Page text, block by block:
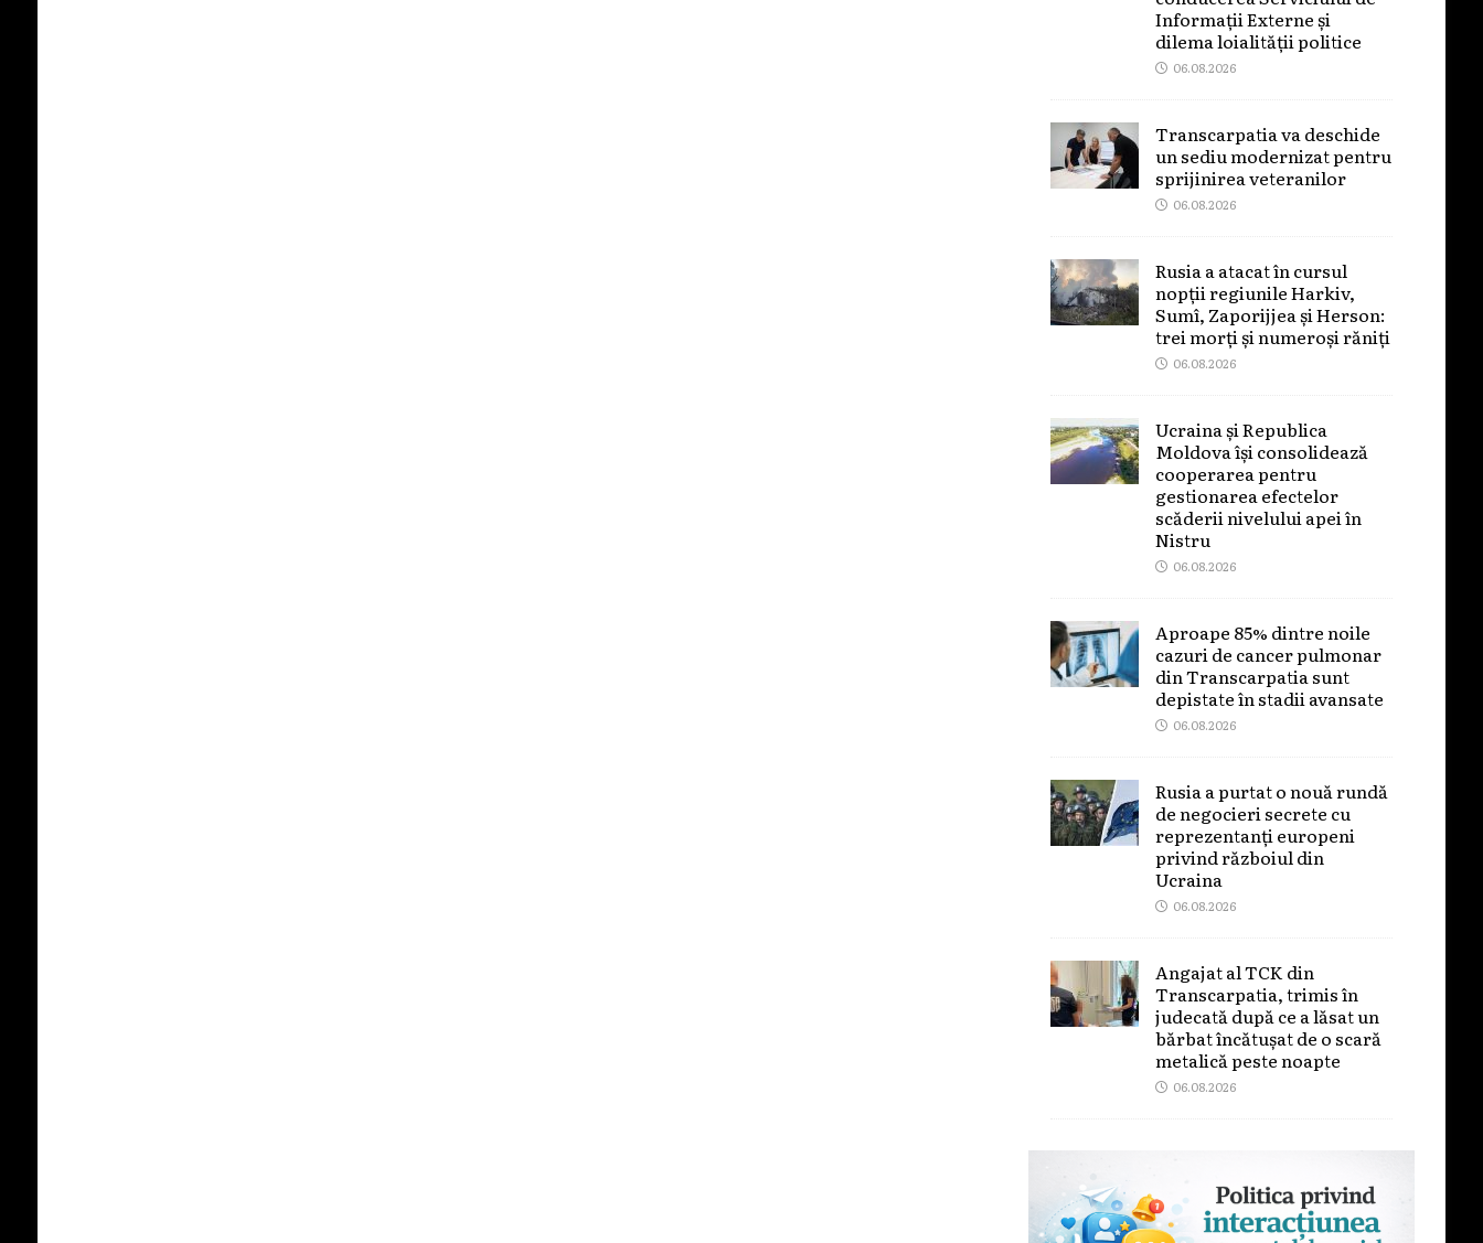
Informații Externe și
dilema loialității politice
06.08.2026
Transcarpatia va deschide
un sediu modernizat pentru
sprijinirea veteranilor
06.08.2026
Rusia a atacat în cursul
nopții regiunile Harkiv,
Sumî, Zaporijjea și Herson:
trei morți și numeroși răniți
06.08.2026
Ucraina și Republica
Moldova își consolidează
cooperarea pentru
gestionarea efectelor
scăderii nivelului apei în
Nistru
06.08.2026
Aproape 85% dintre noile
cazuri de cancer pulmonar
din Transcarpatia sunt
depistate în stadii avansate
06.08.2026
Rusia a purtat o nouă rundă
de negocieri secrete cu
reprezentanți europeni
privind războiul din
Ucraina
06.08.2026
Angajat al TCK din
Transcarpatia, trimis în
judecată după ce a lăsat un
bărbat încătușat de o scară
metalică peste noapte
06.08.2026